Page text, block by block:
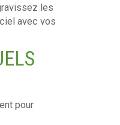
les
avec vos
pour